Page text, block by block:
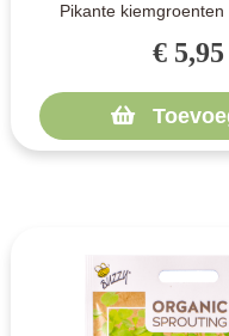
Pikante kiemgroenten
sala..
€ 5,95